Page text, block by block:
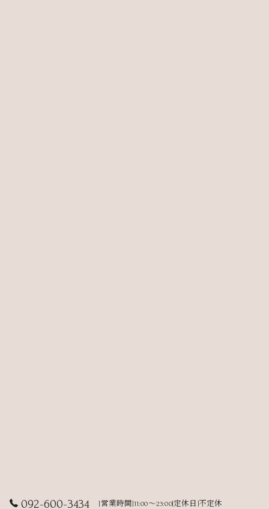
092-600-3434 [営業時間]11:00～23:00[定休日]不定休